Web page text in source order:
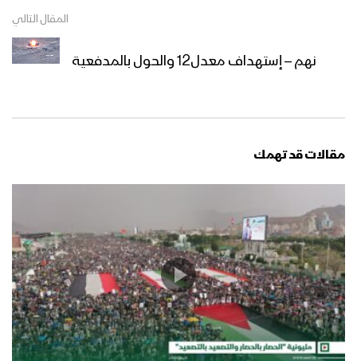
المقال التالي
نهم – إستهداف معدل12 والحول بالمدفعية
مقالات قد تهمك